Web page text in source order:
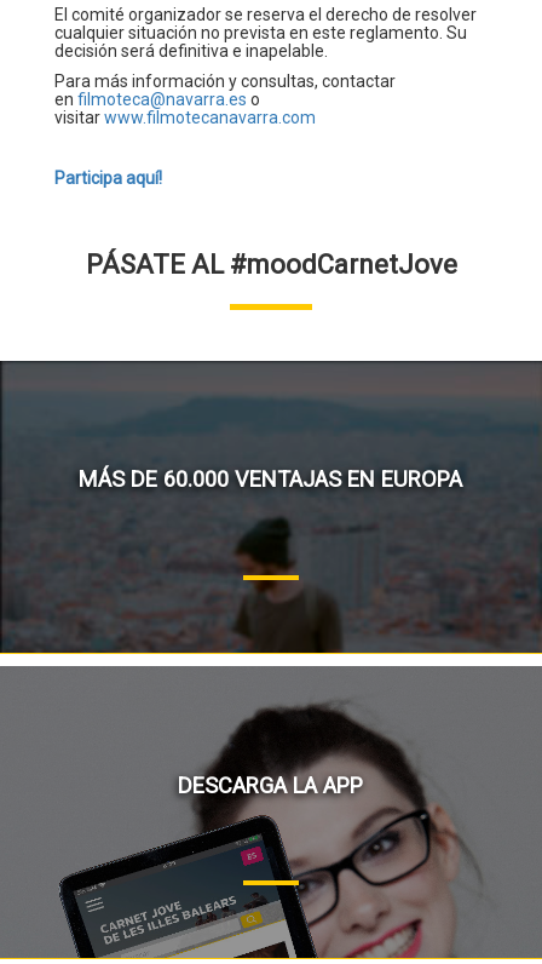
El comité organizador se reserva el derecho de resolver
cualquier situación no prevista en este reglamento. Su
decisión será definitiva e inapelable.
Para más información y consultas, contactar
en filmoteca@navarra.es o
visitarwww.filmotecanavarra.com
Participa aquí!
PÁSATE AL #moodCarnetJove
MÁS DE 60.000 VENTAJAS EN EUROPA
DESCARGA LA APP